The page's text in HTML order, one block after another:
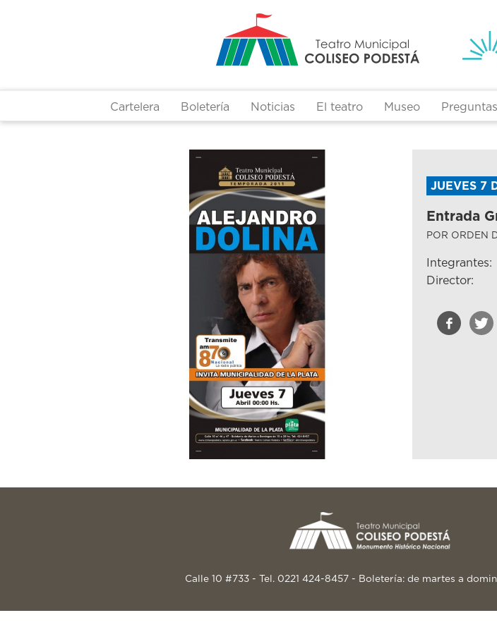
Cartelera Boletería Noticias El teatro Museo
JUEVES 7
Entrada
POR ORDEN
Integrantes:
Director:
Calle 10 #733 - Tel. 0221 424-8457 - Boletería: de martes a